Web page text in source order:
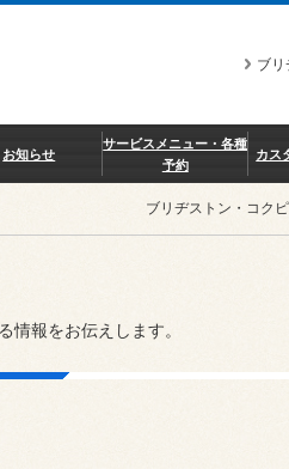
ブリ
お知らせ
サービスメニュー・各種
予約
カス
ブリヂストン・コク
情報をお伝えします。